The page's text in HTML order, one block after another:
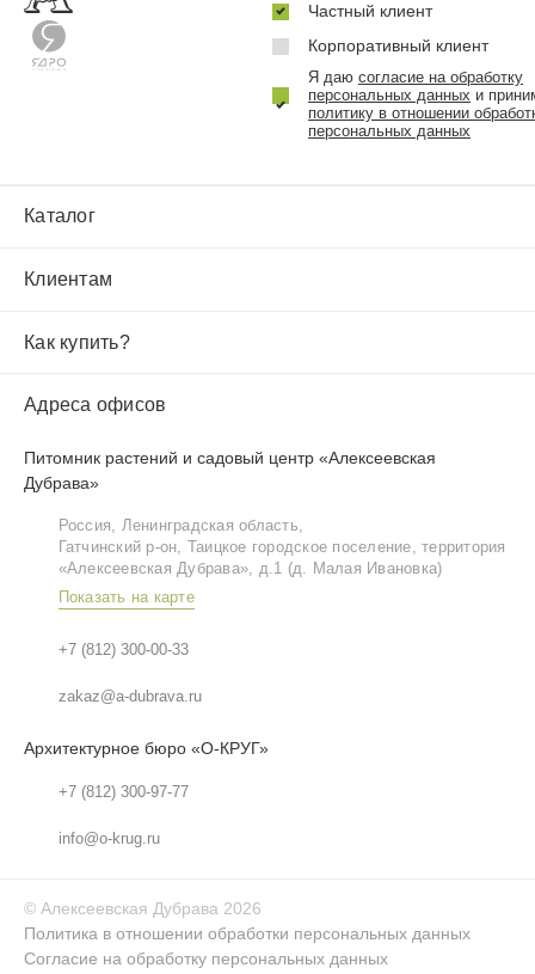
Каталог
Клиентам
Как купить?
Адреса офисов
Питомник растений и садовый центр «Алексеевская
Дубрава»
Россия, Ленинградская область,
Гатчинский р‑он, Таицкое городское поселение, территория
«Алексеевская Дубрава», д.1 (д. Малая Ивановка)
Показать на карте
+7 (812) 300-00-33
zakaz@a-dubrava.ru
Архитектурное бюро «О-КРУГ»
+7 (812) 300-97-77
info@o-krug.ru
Частный клиент
Корпоративный клиент
Я даю согласие на обработку
персональных данных и
политику в отношении
персональных данных
© Алексеевская Дубрава 2026
Политика в отношении обработки персональных данных
Согласие на обработку персональных данных